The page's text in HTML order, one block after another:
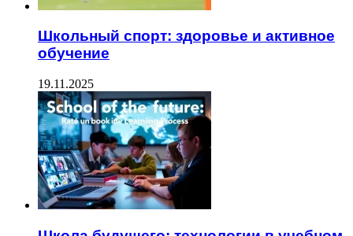
Школьный спорт: здоровье и активное
обучение
19.11.2025